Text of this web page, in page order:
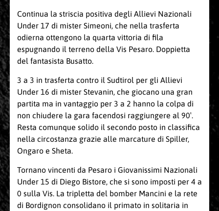
Continua la striscia positiva degli Allievi Nazionali
Under 17 di mister Simeoni, che nella trasferta
odierna ottengono la quarta vittoria di fila
espugnando il terreno della Vis Pesaro. Doppietta
del fantasista Busatto.
3 a 3 in trasferta contro il Sudtirol per gli Allievi
Under 16 di mister Stevanin, che giocano una gran
partita ma in vantaggio per 3 a 2 hanno la colpa di
non chiudere la gara facendosi raggiungere al 90′.
Resta comunque solido il secondo posto in classifica
nella circostanza grazie alle marcature di Spiller,
Ongaro e Sheta.
Tornano vincenti da Pesaro i Giovanissimi Nazionali
Under 15 di Diego Bistore, che si sono imposti per 4 a
0 sulla Vis. La tripletta del bomber Mancini e la rete
di Bordignon consolidano il primato in solitaria in